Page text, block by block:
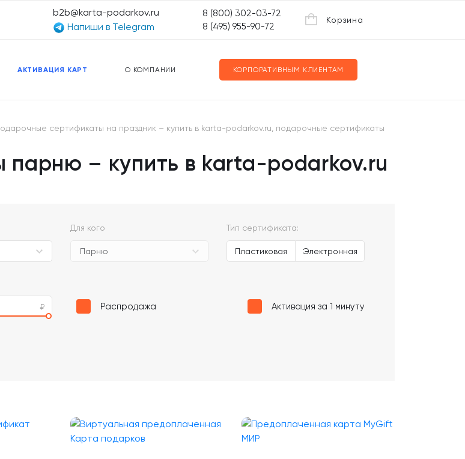
АКТИВАЦИЯ КАРТ О КОМПАНИИ КОРПОРАТИВНЫМ КЛИЕНТАМ
b2b@karta-podarkov.ru
Напиши в Telegram
8 (800) 302-03-72
8 (495) 955-90-72
Корзина
ПРЕДОПЛАЧЕННЫЕ КАРТЫ
сертификаты на праздник – купить в karta-podarkov.ru, подарочные сертификаты
парню – купить в karta-podarkov.ru
Для кого Тип сертификата:
Пластиковая Электронная
Распродажа Активация за 1 минуту